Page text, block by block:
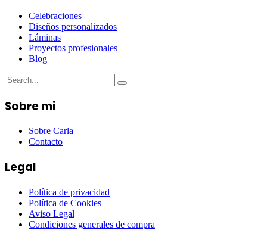
Celebraciones
Diseños personalizados
Láminas
Proyectos profesionales
Blog
Sobre mi
Sobre Carla
Contacto
Legal
Política de privacidad
Política de Cookies
Aviso Legal
Condiciones generales de compra